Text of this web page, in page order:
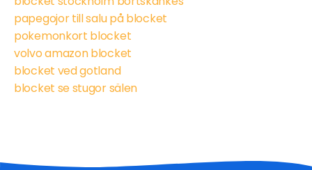
papegojor till salu på blocket
pokemonkort blocket
volvo amazon blocket
blocket ved gotland
blocket se stugor sälen